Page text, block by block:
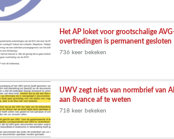
Het AP loket voor grootschalige
overtredingen is permanent gesloten
736 keer bekeken
UWV zegt niets van normbrief van
aan 8vance af te weten
718 keer bekeken